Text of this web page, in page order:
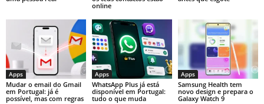
online
Apps
Mudar o email do Gmail
em Portugal: já é
possível, mas com regras
Apps
WhatsApp Plus já está
disponível em Portugal:
tudo o que muda
Apps
Samsung Health tem
novo design e prepara o
Galaxy Watch 9